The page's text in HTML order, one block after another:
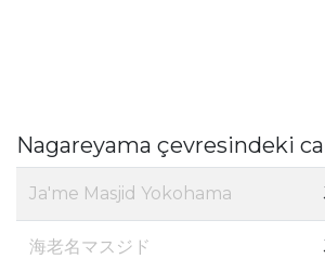
Nagareyama çevresindeki
Ja'me Masjid Yokohama
海老名マスジド